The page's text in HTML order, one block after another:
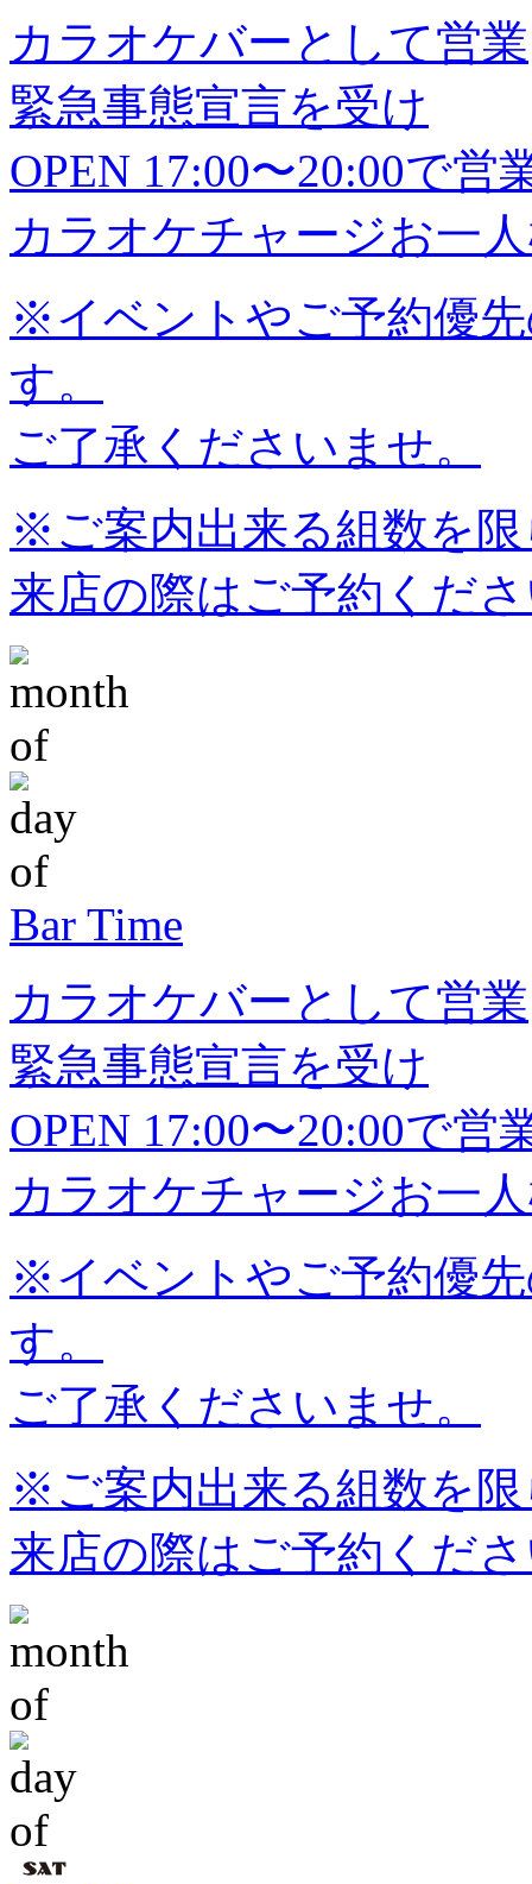
カラオケバーとして営業
緊急事態宣言を受け
OPEN 17:00〜20:00で営
カラオケチャージお一
※イベントやご予約優
す。
ご了承くださいませ。
※ご案内出来る組数を
来店の際はご予約くだ
Bar Time
カラオケバーとして営業
緊急事態宣言を受け
OPEN 17:00〜20:00で営
カラオケチャージお一
※イベントやご予約優
す。
ご了承くださいませ。
※ご案内出来る組数を
来店の際はご予約くだ